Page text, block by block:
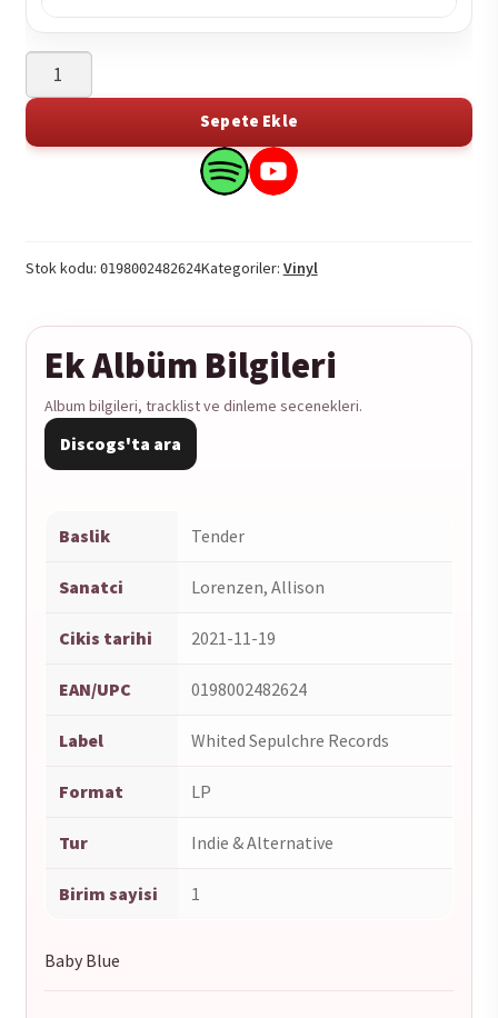
Allison
Lorenzen
Tender
Blue
adet
Sepete Ekle
Search
on
Search
on
Stok kodu: 0198002482624Kategoriler: Vinyl
Ek Albüm Bilgileri
Album bilgileri, tracklist ve dinleme secenekleri.
Discogs'ta ara
Baslik Tender
Sanatci Lorenzen, Allison
Cikis tarihi 2021-11-19
EAN/UPC 0198002482624
Label Whited Sepulchre Records
Format LP
Tur Indie & Alternative
Birim sayisi 1
Baby Blue